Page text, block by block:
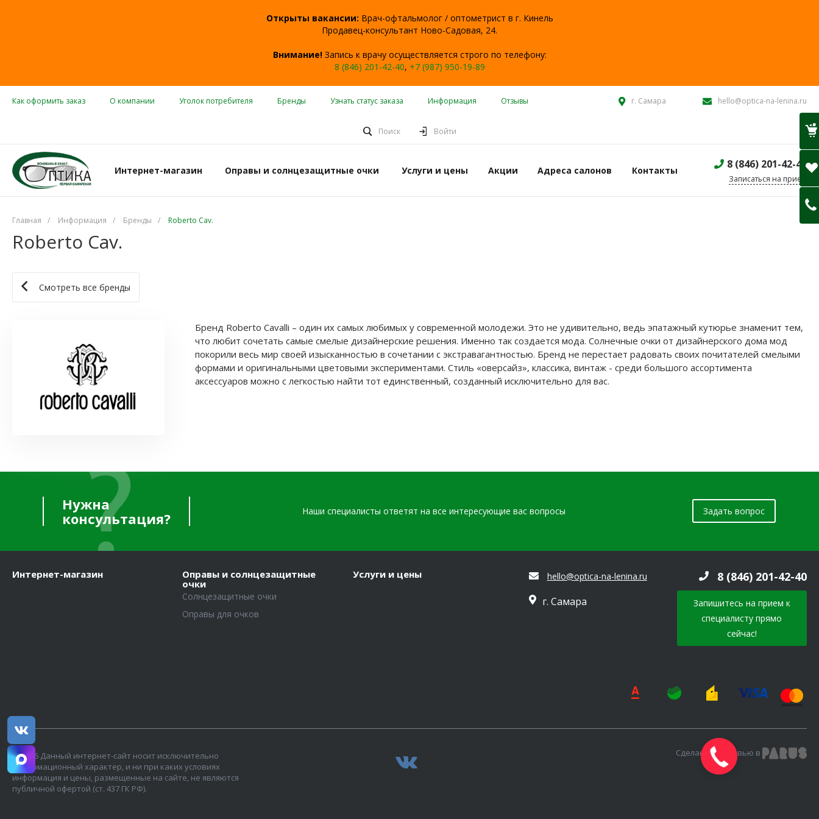
Открыты вакансии: Врач-офтальмолог / оптометрист в г. Кинель
Продавец-консультант Ново-Садовая, 24.
Внимание!Запись к врачу осуществляется строго по телефону:
8 (846) 201-42-40, +7 (987) 950-19-89
Как оформить заказ О компании Уголок потребителя Бренды Узнать статус заказа Информация Отзывы г. Самара hello@optica-na-lenina.ru
Поиск Войти
Интернет-магазин Оправы и солнцезащитные очки Услуги и цены Акции Адреса салонов Контакты 8 (846) 201-42-40
Записаться на прием
Главная / Информация / Бренды / Roberto Cav.
Roberto Cav.
Смотреть все бренды
Бренд Roberto Cavalli – один их самых любимых у современной молодежи. Это не удивительно, ведь эпатажный кутюрье знаменит тем,
что любит сочетать самые смелые дизайнерские решения. Именно так создается мода. Солнечные очки от дизайнерского дома мод
покорили весь мир своей изысканностью в сочетании с экстравагантностью. Бренд не перестает радовать своих почитателей смелыми
формами и оригинальными цветовыми экспериментами. Стиль «оверсайз», классика, винтаж - среди большого ассортимента
аксессуаров можно с легкостью найти тот единственный, созданный исключительно для вас.
Нужна
консультация?
Наши специалисты ответят на все интересующие вас вопросы Задать вопрос
Интернет-магазин
Оправы и солнцезащитные
очки
Солнцезащитные очки
Оправы для очков
Услуги и цены hello@optica-na-lenina.ru
г. Самара
8 (846) 201-42-40
Запишитесь на прием к
специалисту прямо
сейчас!
© 2026 Данный интернет-сайт носит исключительно
информационный характер, и ни при каких условиях
информация и цены, размещенные на сайте, не являются
публичной офертой (ст. 437 ГК РФ).
Сделано с любовью в